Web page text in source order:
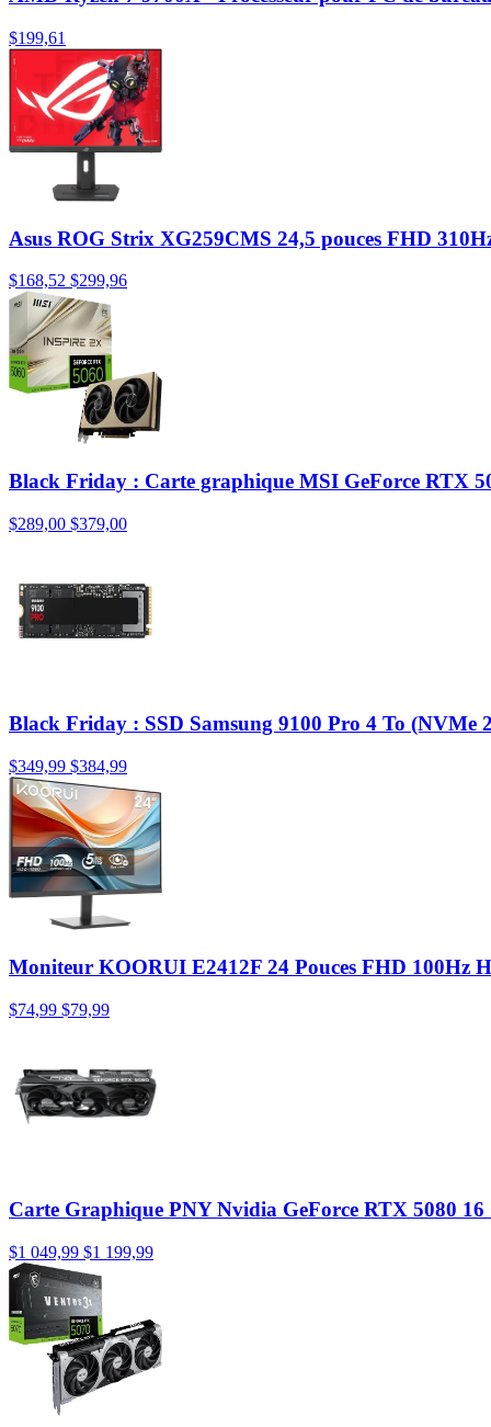
$199,61
Asus ROG Strix XG259CMS 24,5 pouces FHD
$168,52 $299,96
Black Friday : Carte graphique MSI GeForce RTX
$289,00 $379,00
Black Friday : SSD Samsung 9100 Pro 4 To (NVMe
$349,99 $384,99
Moniteur KOORUI E2412F 24 Pouces FHD 100Hz
$74,99 $79,99
Carte Graphique PNY Nvidia GeForce RTX 5080 16
$1 049,99 $1 199,99